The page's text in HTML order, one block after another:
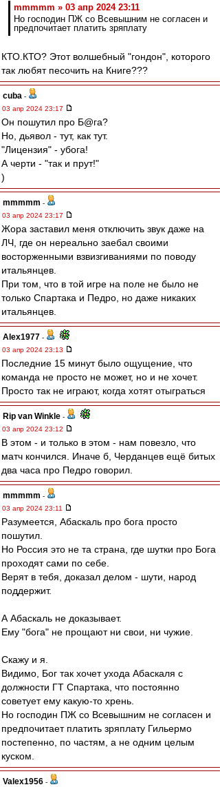
mmmmm » 03 апр 2024 23:11
Но господин ПЖ со Всевышним не согласен и
предпочитает платить зряплату
КТО.КТО? Этот волшебный "гондон", которого
так любят песочить на Книге???
cuba -
03 апр 2024 23:17
Он пошутил про Б@га?
Но, дьявол - тут, как тут.
"Лицензия" - убога!
А черти - "так и прут!"
)
mmmmm -
03 апр 2024 23:17
Жора заставил меня отключить звук даже на
ЛЧ, где он нереально заебал своими
восторженными взвизгиваниями по поводу
итальянцев.
При том, что в той игре на поле не было не
только Спартака и Педро, но даже никаких
итальянцев.
Alex1977 -
03 апр 2024 23:13
Последние 15 минут было ощущение, что
команда не просто не может, но и не хочет.
Просто так не играют, когда хотят отыграться
Rip van Winkle -
03 апр 2024 23:12
В этом - и только в этом - нам повезло, что
матч кончился. Иначе б, Черданцев ещё битых
два часа про Педро говорил.
mmmmm -
03 апр 2024 23:11
Разумеется, Абаскаль про бога просто
пошутил.
Но Россия это не та страна, где шутки про Бога
проходят сами по себе.
Верят в тебя, доказал делом - шути, народ
поддержит.
А Абаскаль не доказывает.
Ему "бога" не прощают ни свои, ни чужие.
Скажу и я.
Видимо, Бог так хочет ухода Абаскаля с
должности ГТ Спартака, что постоянно
советует ему какую-то хрень.
Но господин ПЖ со Всевышним не согласен и
предпочитает платить зряплату Гильермо
постепенно, по частям, а не одним целым
куском.
Valex1956 -